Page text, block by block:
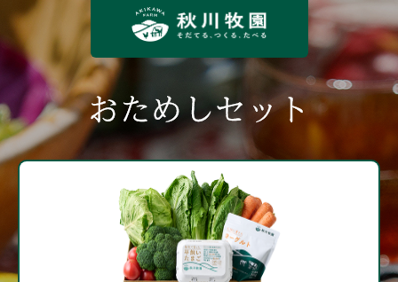
おためしセット